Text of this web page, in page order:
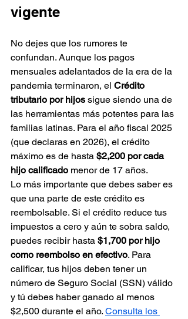
vigente
No dejes que los rumores te
confundan. Aunque los pagos
mensuales adelantados de la era de la
pandemia terminaron, el Crédito
tributario por hijos sigue siendo una de
las herramientas más potentes para las
familias latinas. Para el año fiscal 2025
(que declaras en 2026), el crédito
máximo es de hasta $2,200 por cada
hijo calificado menor de 17 años.
Lo más importante que debes saber es
que una parte de este crédito es
reembolsable. Si el crédito reduce tus
impuestos a cero y aún te sobra saldo,
puedes recibir hasta $1,700 por hijo
como reembolso en efectivo. Para
calificar, tus hijos deben tener un
número de Seguro Social (SSN) válido
y tú debes haber ganado al menos
$2,500 durante el año. Consulta los